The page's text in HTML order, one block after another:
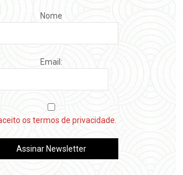
Nome
Email:
os termos de privacidade.